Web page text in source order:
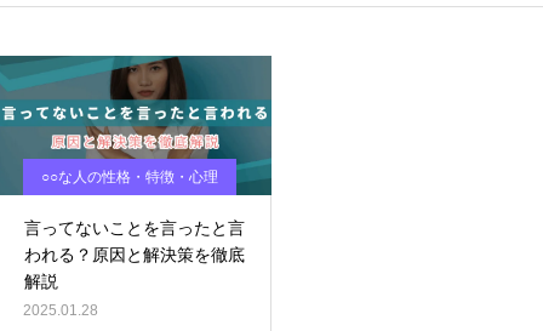
○○な人の性格・特徴・心理
言ってないことを言ったと言
われる？原因と解決策を徹底
解説
2025.01.28